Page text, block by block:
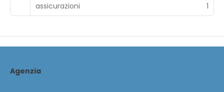
assicurazioni 1
Agenzia